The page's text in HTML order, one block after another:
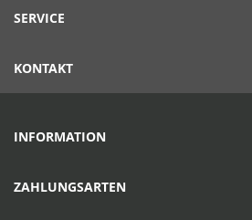
SERVICE
KONTAKT
INFORMATION
ZAHLUNGSARTEN